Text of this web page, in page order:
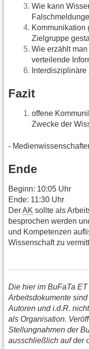
Wie kann
Kommunikation
Zielgruppe
Wie erzählt
verteilende
Fazit
offene
Zwecke der
-
Ende
Beginn: 10:05 Uhr
Ende: 11:30 Uhr
DerAK sollte als
besprochen werden
und Kompetenzen
Wissenschaft zu
Die hier im BuFaTa
Arbeitsdokumente
Autoren und i.d.R.
als Organisation.
Stellungnahmen der
ausschließlich auf der